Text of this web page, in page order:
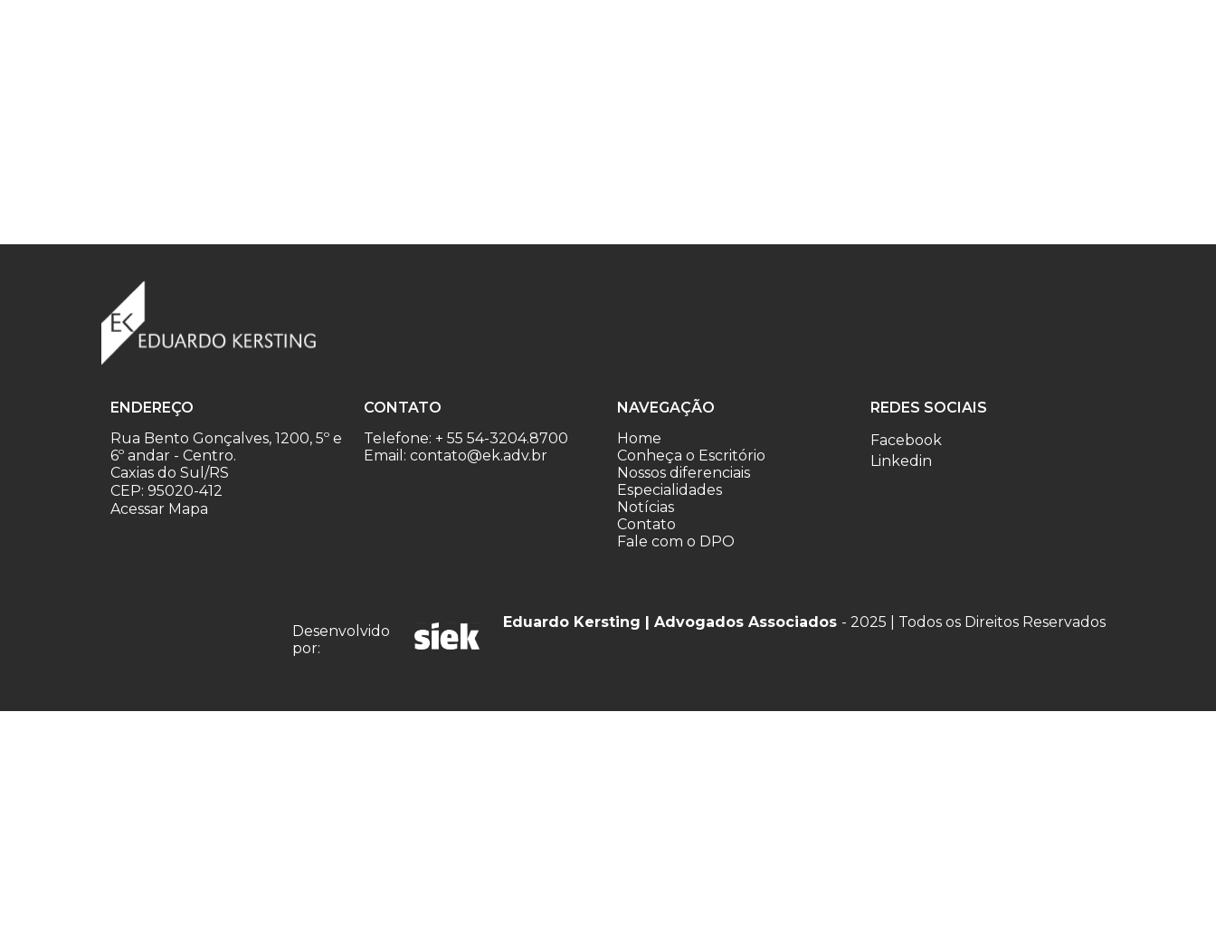
ENDEREÇO
Rua Bento Gonçalves, 1200, 5º e
6º andar - Centro.
Caxias do Sul/RS
CEP: 95020-412
Acessar Mapa
CONTATO
Telefone: + 55 54-3204.8700
Email: contato@ek.adv.br
NAVEGAÇÃO
Home
Conheça o Escritório
Nossos diferenciais
Especialidades
Notícias
Contato
Fale com o DPO
REDES SOCIAIS
Facebook
Linkedin
Eduardo Kersting | Advogados Associados - 2025 | Todos os Direitos Reservados
Desenvolvido
por: